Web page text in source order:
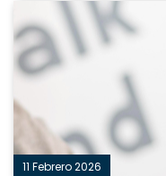
5 errores comunes en
interpretación
(y cómo evitarlos)
11 Febrero 2026